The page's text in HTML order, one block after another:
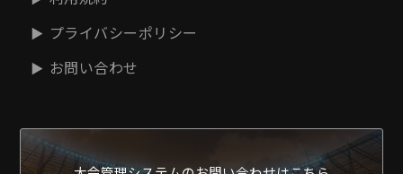
プライバシーポリシー
お問い合わせ